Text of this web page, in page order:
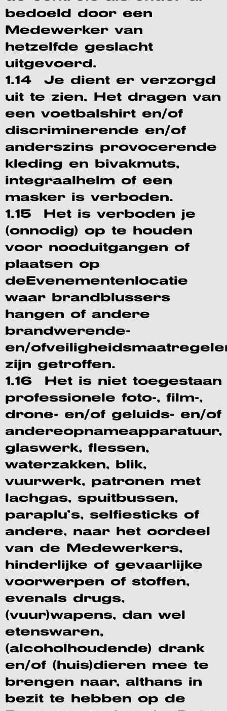
bedoeld door een
Medewerker van
hetzelfde geslacht
uitgevoerd.
1.14 Je dient er verzorgd
uit te zien. Het dragen van
een voetbalshirt en/of
discriminerende en/of
anderszins provocerende
kleding en bivakmuts,
integraalhelm of een
masker is verboden.
1.15 Het is verboden je
(onnodig) op te houden
voor nooduitgangen of
plaatsen op
deEvenementenlocatie
waar brandblussers
hangen of andere
brandwerende-
en/
zijn getroffen.
1.16 Het is niet toegestaan
professionele foto-, film-,
drone- en/of geluids- en/of
andereopnameapparatuur,
glaswerk, flessen,
waterzakken, blik,
vuurwerk, patronen met
lachgas, spuitbussen,
paraplu’s, selfiesticks of
andere, naar het oordeel
van de Medewerkers,
hinderlijke of gevaarlijke
voorwerpen of stoffen,
evenals drugs,
(vuur)wapens, dan wel
etenswaren,
(alcoholhoudende) drank
en/of (huis)dieren mee te
brengen naar, althans in
bezit te hebben op de